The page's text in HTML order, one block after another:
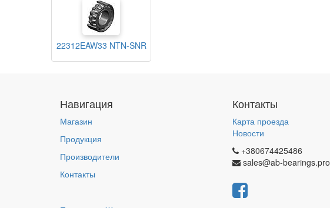
22312EAW33 NTN-SNR
Навигация
Магазин
Продукция
Производители
Контакты
Контакты
Карта проезда
Новости
+380674425486
sales@ab-bearings.pro